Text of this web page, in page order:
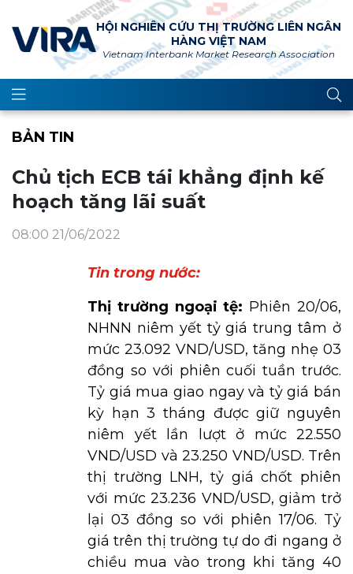
HỘI NGHIÊN CỨU THỊ TRƯỜNG LIÊN NGÂN
HÀNG VIỆT NAM
Vietnam Interbank Market Research Association
BẢN TIN
Chủ tịch ECB tái khẳng định kế
hoạch tăng lãi suất
08:00 21/06/2022
Tin trong nước:
Thị trường ngoại tệ: Phiên 20/06,
NHNN niêm yết tỷ giá trung tâm ở
mức 23.092 VND/USD, tăng nhẹ 03
đồng so với phiên cuối tuần trước.
Tỷ giá mua giao ngay và tỷ giá bán
kỳ hạn 3 tháng được giữ nguyên
niêm yết lần lượt ở mức 22.550
VND/USD và 23.250 VND/USD. Trên
thị trường LNH, tỷ giá chốt phiên
với mức 23.236 VND/USD, giảm trở
lại 03 đồng so với phiên 17/06. Tỷ
giá trên thị trường tự do đi ngang ở
chiều mua vào trong khi tăng 40